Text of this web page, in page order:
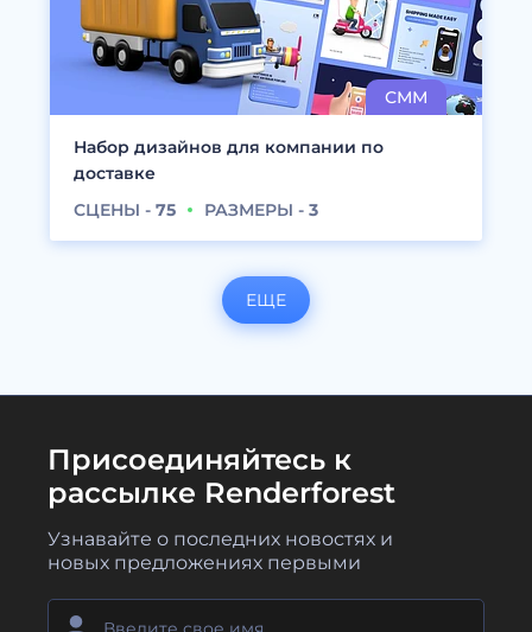
Набор дизайнов для компании по
доставке
СЦЕНЫ - 75 РАЗМЕРЫ - 3
ЕЩЕ
Присоединяйтесь к
рассылке Renderforest
Узнавайте о последних новостях и
новых предложениях первыми